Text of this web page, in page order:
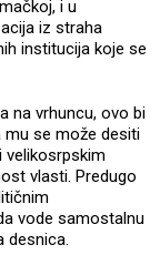
i u
iz straha
institucija koje se
na vrhuncu, ovo bi
mu se može desiti
velikosrpskim
vlasti. Predugo
vode samostalnu
desnica.